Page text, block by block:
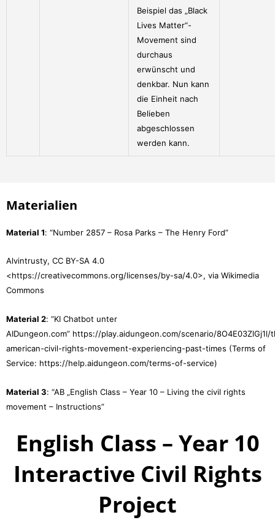
Beispiel das „Black
Lives Matter“-
Movement sind
durchaus
erwünscht und
denkbar. Nun kann
die Einheit nach
Belieben
abgeschlossen
werden kann.
Materialien
Material 1: “Number 2857 – Rosa Parks – The Henry Ford”
Alvintrusty, CC BY-SA 4.0
<https://creativecommons.org/licenses/by-sa/4.0>, via Wikimedia
Commons
Material 2: “KI Chatbot unter
AIDungeon.com” https://play.aidungeon.com/scenario/8O4E03ZlGj1l/
american-civil-rights-movement-experiencing-past-times (Terms of
Service: https://help.aidungeon.com/terms-of-service)
Material 3: “AB „English Class – Year 10 – Living the civil rights
movement – Instructions”
English Class – Year 10
Interactive Civil Rights
Project